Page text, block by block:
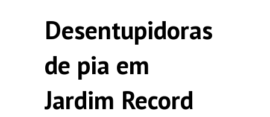
Desentupidoras
de pia em
Jardim Record